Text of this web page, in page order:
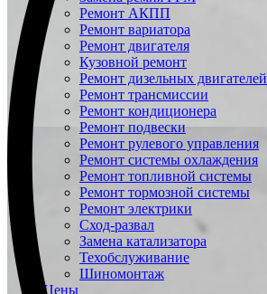
Ремонт АКПП
Ремонт вариатора
Ремонт двигателя
Кузовной ремонт
Ремонт дизельных двигателей
Ремонт трансмиссии
Ремонт кондиционера
Ремонт подвески
Ремонт рулевого управления
Ремонт системы охлаждения
Ремонт топливной системы
Ремонт тормозной системы
Ремонт электрики
Сход-развал
Замена катализатора
Техобслуживание
Шиномонтаж
Цены